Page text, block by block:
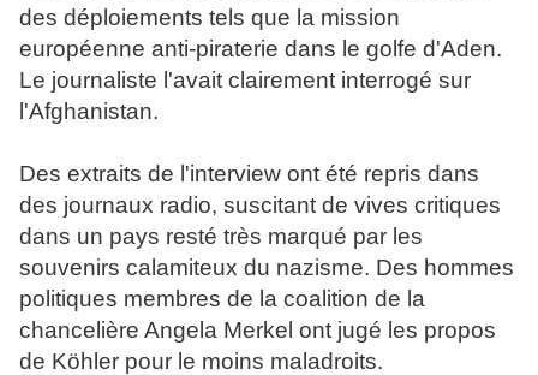
des déploiements tels que la mission
européenne anti-piraterie dans le golfe d'Aden.
Le journaliste l'avait clairement interrogé sur
l'Afghanistan.
Des extraits de l'interview ont été repris dans
des journaux radio, suscitant de vives critiques
dans un pays resté très marqué par les
souvenirs calamiteux du nazisme. Des hommes
politiques membres de la coalition de la
chancelière Angela Merkel ont jugé les propos
de Köhler pour le moins maladroits.